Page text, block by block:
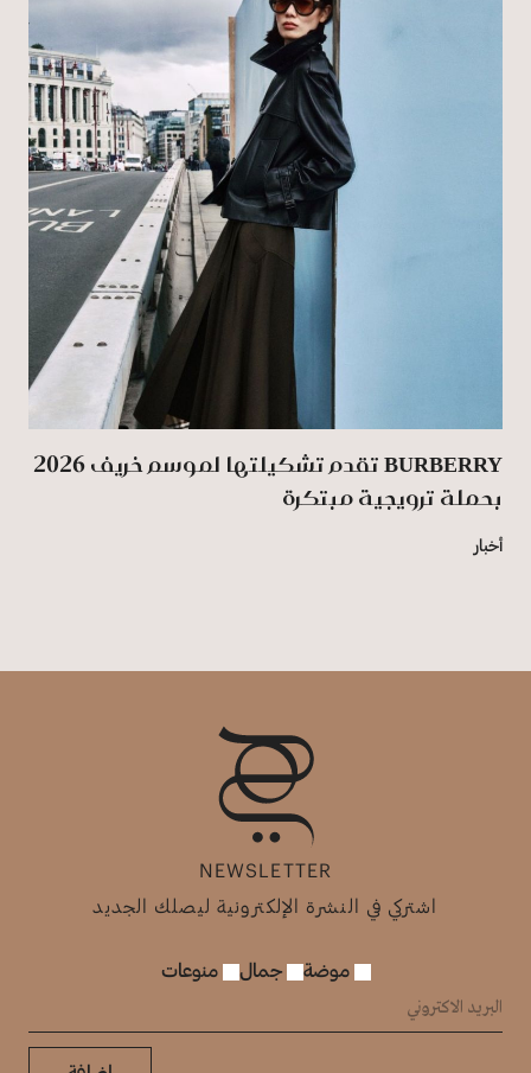
BURBERRY تقدم تشكيلتها لموسم خريف 2026
بحملة ترويجية مبتكرة
أخبار
NEWSLETTER
اشتركي في النشرة الإلكترونية ليصلك الجديد
موضة جمال منوعات